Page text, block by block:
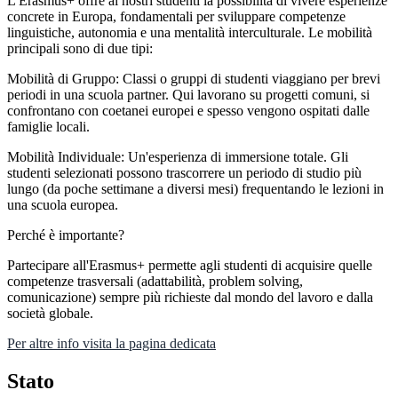
concrete in Europa, fondamentali per sviluppare competenze
linguistiche, autonomia e una mentalità interculturale. Le mobilità
principali sono di due tipi:
Mobilità di Gruppo: Classi o gruppi di studenti viaggiano per brevi
periodi in una scuola partner. Qui lavorano su progetti comuni, si
confrontano con coetanei europei e spesso vengono ospitati dalle
famiglie locali.
Mobilità Individuale: Un'esperienza di immersione totale. Gli
studenti selezionati possono trascorrere un periodo di studio più
lungo (da poche settimane a diversi mesi) frequentando le lezioni in
una scuola europea.
Perché è importante?
Partecipare all'Erasmus+ permette agli studenti di acquisire quelle
competenze trasversali (adattabilità, problem solving,
comunicazione) sempre più richieste dal mondo del lavoro e dalla
società globale.
Per altre info visita la pagina dedicata
Stato